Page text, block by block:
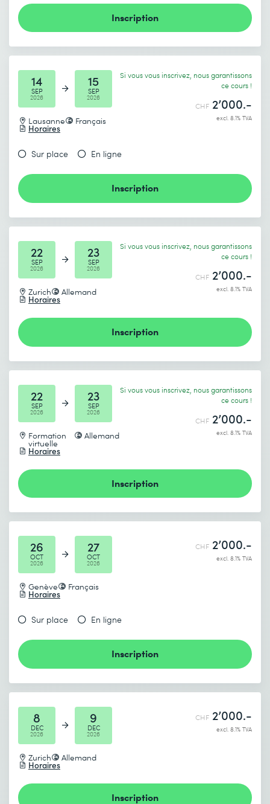
* Champs obligatoires
Inscription
14
SEP
2026
15
SEP
2026
Lausanne Français
Horaires
Si vous vous inscrivez, nous garantissons
ce cours !
CHF 2’000.-
excl. 8.1% TVA
Sur place En ligne
Inscription
22
SEP
2026
23
SEP
2026
Zurich Allemand
Horaires
Si vous vous inscrivez, nous garantissons
ce cours !
CHF 2’000.-
excl. 8.1% TVA
Inscription
22
SEP
2026
23
SEP
2026
Formation
virtuelle
Allemand
Horaires
Si vous vous inscrivez, nous garantissons
ce cours !
CHF 2’000.-
excl. 8.1% TVA
Inscription
26
OCT
2026
27
OCT
2026
Genève Français
Horaires
CHF 2’000.-
excl. 8.1% TVA
Sur place En ligne
Inscription
8
DEC
2026
9
DEC
2026
Zurich Allemand
Horaires
CHF 2’000.-
excl. 8.1% TVA
Inscription